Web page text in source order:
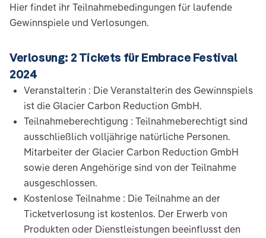
Hier findet ihr Teilnahmebedingungen für laufende
Gewinnspiele und Verlosungen.
Verlosung: 2 Tickets für Embrace Festival
2024
Veranstalterin : Die Veranstalterin des Gewinnspiels
ist die Glacier Carbon Reduction GmbH.
Teilnahmeberechtigung : Teilnahmeberechtigt sind
ausschließlich volljährige natürliche Personen.
Mitarbeiter der Glacier Carbon Reduction GmbH
sowie deren Angehörige sind von der Teilnahme
ausgeschlossen.
Kostenlose Teilnahme : Die Teilnahme an der
Ticketverlosung ist kostenlos. Der Erwerb von
Produkten oder Dienstleistungen beeinflusst den